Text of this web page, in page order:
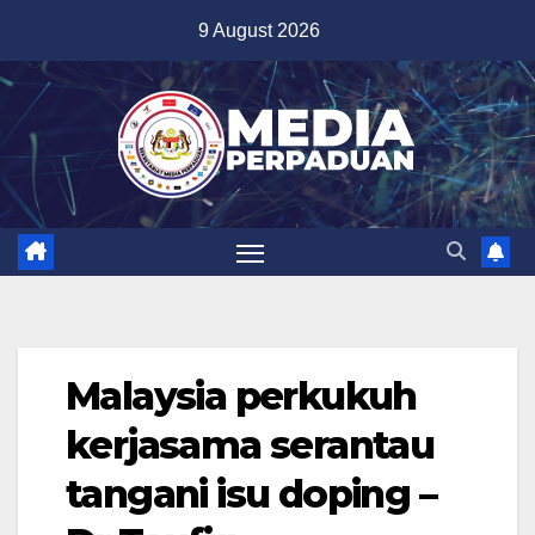
content
9 August 2026
Malaysia perkukuh
kerjasama serantau
tangani isu doping –